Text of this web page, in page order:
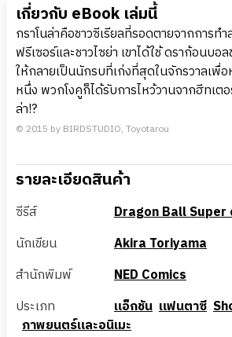
เกี่ยวกับ eBook เล่มนี้
กราโนล่าคือชาวซีเรียลที่รอดตายจากการท
ฟรีเซอร์และชาวไซย่า เขาได้ใช้ ดราก้อนบอ
ให้กลายเป็นนักรบที่เก่งที่สุดในจักรวาลเพื่
หนึ่ง พวกโงคูก็ได้รับการไหว้วานจากฮีทเต
ล่า!?
© 2015 by BIRDSTUDIO, Toyotarou
รายละเอียดสินค้า
ซีรีส์
Dragon Ball Super
นักเขียน
Akira Toriyama
สำนักพิมพ์
NED Comics
ประเภท
แอ็กชัน แฟนตาซี
ภาพยนตร์และอนิเมะ